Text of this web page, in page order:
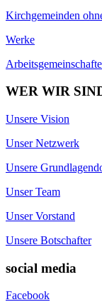
Kirchgemeinden
Werke
WER WIR
Unsere Vision
Unser Netzwerk
Unsere
Unser Team
Unser Vorstand
Unsere Botschafter
social media
Facebook